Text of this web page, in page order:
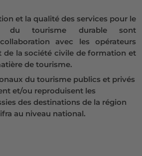
et la qualité des services pour le
du tourisme durable sont
avec les opérateurs
de la société civile de formation et
de tourisme.
du tourisme publics et privés
et/ou reproduisent les
des destinations de la région
au niveau national.